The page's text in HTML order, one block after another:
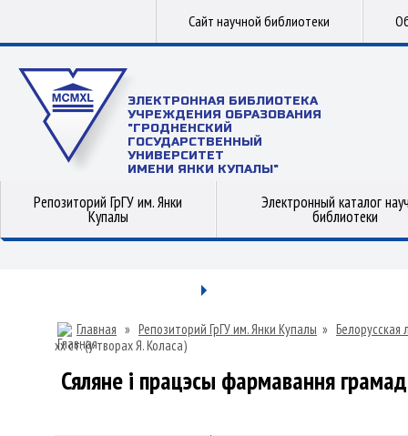
Сайт научной библиотеки
ЭЛЕКТРОННАЯ БИБЛИОТЕКА
УЧРЕЖДЕНИЯ ОБРАЗОВАНИЯ
"ГРОДНЕНСКИЙ
ГОСУДАРСТВЕННЫЙ
УНИВЕРСИТЕТ
ИМЕНИ ЯНКИ КУПАЛЫ"
Репозиторий ГрГУ им. Янки
Купалы
Электронный каталог
библиотеки
Главная » Репозиторий ГрГУ им. Янки Купалы » Белорусская
хх ст. (у творах Я. Коласа)
Сяляне і працэсы фармавання